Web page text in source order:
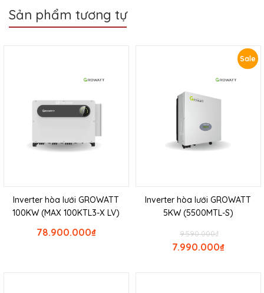
Sản phẩm tương tự
Inverter hòa lưới GROWATT
100KW (MAX 100KTL3-X LV)
₫
78.900.000
Sale
Inverter hòa lưới GROWATT
5KW (5500MTL-S)
₫
9.590.000
₫
7.990.000